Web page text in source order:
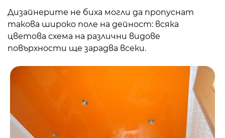
Дизайнерите не биха могли да пропуснат
такова широко поле на дейност: всяка
цветова схема на различни видове
повърхности ще зарадва всеки.